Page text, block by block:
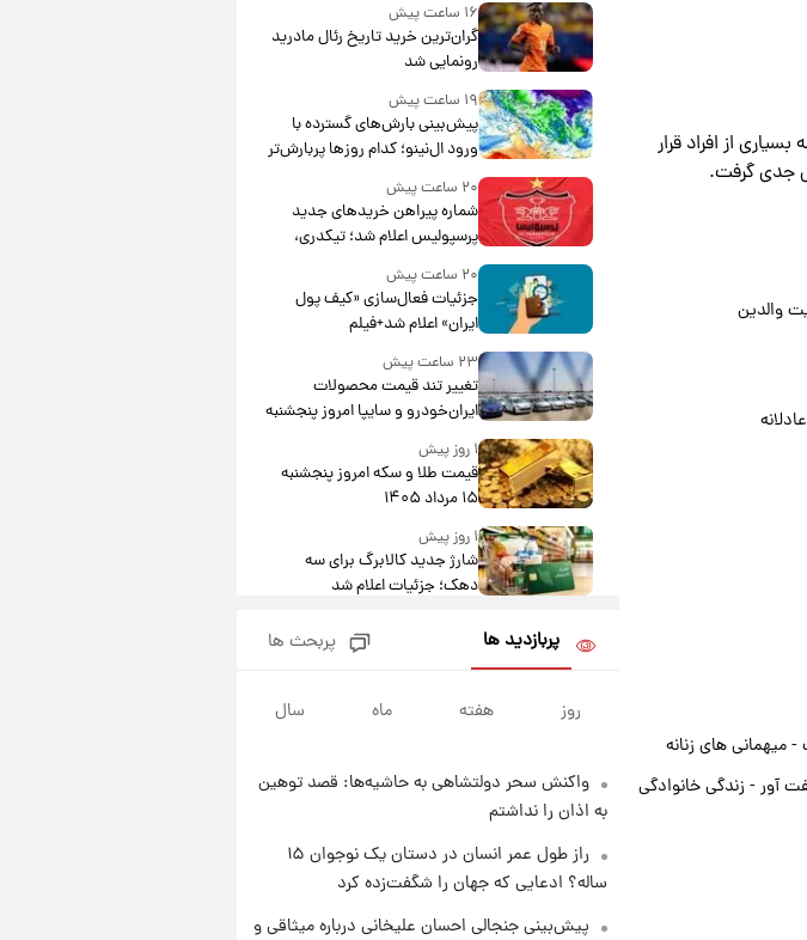
از افراد قرار
جدی گرفت.
والدین
های زنانه
آور - زندگی خانوادگی
۱۶ ساعت پیش
گران‌ترین خرید تاریخ رئال مادرید
رونمایی شد
۱۹ ساعت پیش
پیش‌بینی بارش‌های گسترده با
ورود ال‌نینو؛ کدام روزها پربارش‌تر
۲۰ ساعت پیش
شماره پیراهن خریدهای جدید
پرسپولیس اعلام شد؛ تیکدری،
۲۰ ساعت پیش
جزئیات فعال‌سازی «کیف پول
ایران» اعلام شد+فیلم
۲۳ ساعت پیش
تغییر تند قیمت محصولات
ایران‌خودرو و سایپا امروز پنجشنبه
۱۵ مرداد ۱۴۰۵ +جدول
۱ روز پیش
قیمت طلا و سکه امروز پنجشنبه
۱۵ مرداد ۱۴۰۵
۱ روز پیش
شارژ جدید کالابرگ برای سه
دهک؛ جزئیات اعلام شد
شرایط تازه فروش اقساطی سایپا
اعلام شد؛ شاهین، کوییک، اطلس،
سهند و ساینا با اقساط بلندمدت +
جدول۱ روز پیش
۱۴۰۵
۱ روز پیش
پربازدید ها پربحث ها
روز هفته ماه سال
واکنش سحر دولتشاهی به حاشیه‌ها: قصد توهین
به اذان را نداشتم
راز طول عمر انسان در دستان یک نوجوان ۱۵
ساله؟ ادعایی که جهان را شگفت‌زده کرد
پیش‌بینی جنجالی احسان علیخانی درباره میثاقی و